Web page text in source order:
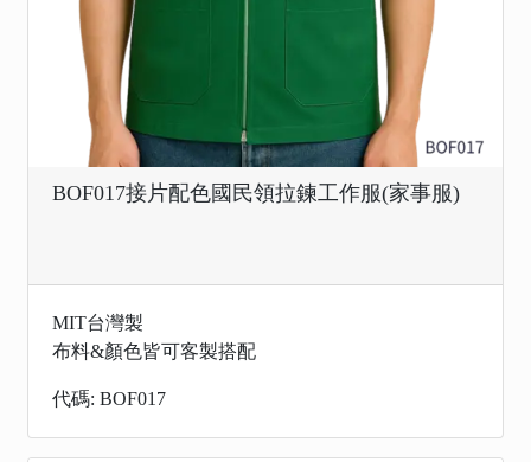
BOF017接片配色國民領拉鍊工作服(家事服)
MIT台灣製
布料&顏色皆可客製搭配
代碼: BOF017